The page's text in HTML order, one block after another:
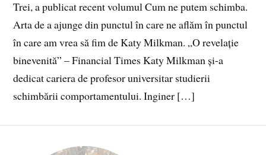
Trei, a publicat recent volumul Cum ne putem schimba.
Arta de a ajunge din punctul în care ne aflăm în punctul
în care am vrea să fim de Katy Milkman. „O revelație
binevenită” – Financial Times Katy Milkman și-a
dedicat cariera de profesor universitar studierii
schimbării comportamentului. Inginer […]